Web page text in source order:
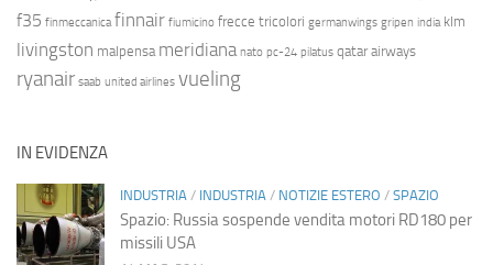
f35 finmeccanica finnair fiumicino frecce tricolori germanwings gripen india klm
livingston malpensa meridiana nato pc-24 pilatus qatar airways
ryanair saab united airlines vueling
IN EVIDENZA
INDUSTRIA / INDUSTRIA / NOTIZIE ESTERO / SPAZIO
Spazio: Russia sospende vendita motori RD180 per
missili USA